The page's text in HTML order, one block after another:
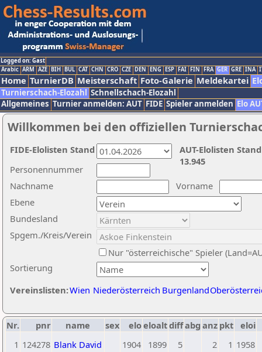
Logged on: Gast
Arabic ARM AZE BIH BUL CAT CHN CRO CZE DEN ENG ESP FAI FIN FRA GER GRE INA
Home TurnierDB Meisterschaft Foto-Galerie Meldekartei
Turnierschach-Elozahl Schnellschach-Elozahl
Allgemeines Turnier anmelden: AUT FIDE Spieler anmelden Elo
Willkommen bei den offiziellen
Nachname
Vorname
Ebene
Sortierung
Personennummer
Bundesland
Spgem./Kreis/Verein
Nur "österreichische" Spieler
Vereinslisten:Wien Niederösterreich Burgenland
AUT-Elolisten
13.945
FIDE-Elolisten Stand
Nr. pnr name sex eloeloaltdiffabg anz pkt eloi
1 124278 Blank David 1904 1899 5 2 1 1958